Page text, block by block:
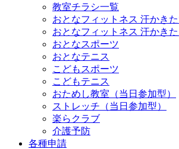
教室チラシ一覧
おとなフィットネス 汗かき
おとなフィットネス 汗かきた
おとなスポーツ
おとなテニス
こどもスポーツ
こどもテニス
おためし教室（当日参加型）
ストレッチ（当日参加型）
楽らクラブ
介護予防
各種申請